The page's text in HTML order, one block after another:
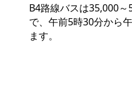
B4路線バスは35,000～
で、午前5時30分から
ます。